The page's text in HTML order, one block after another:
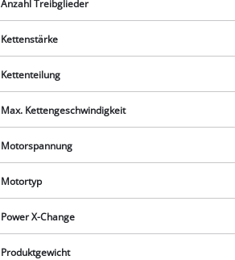
Anzahl Treibglieder
Kettenstärke
Kettenteilung
Max. Kettengeschwindigkeit
Motorspannung
Motortyp
Power X-Change
Produktgewicht